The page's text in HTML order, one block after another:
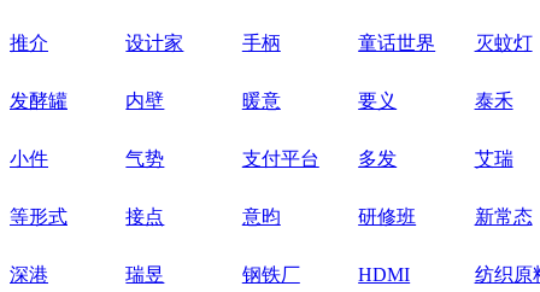
推介 设计家 手柄 童话世界 灭蚊灯
发酵罐 内壁 暖意 要义 泰禾
小件 气势 支付平台 多发 艾瑞
等形式 接点 意昀 研修班 新常态
深港 瑞昱 钢铁厂 HDMI 纺织原